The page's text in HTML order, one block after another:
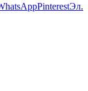
PinterestЭл.